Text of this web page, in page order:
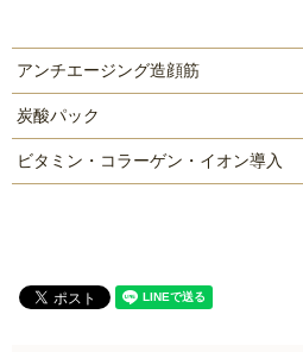
アンチエージング造顔筋
炭酸パック
ビタミン・コラーゲン・イオン導入